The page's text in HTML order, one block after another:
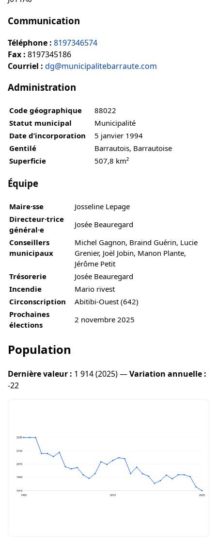
Communication
Téléphone : 8197346574
Fax : 8197345186
Courriel : dg@municipalitebarraute.com
Administration
Code géographique
88022
Statut municipal
Municipalité
Date d’incorporation
5 janvier 1994
Gentilé
Barrautois, Barrautoise
Superficie
507,8 km²
Équipe
Maire·sse
Josseline Lepage
Directeur·trice
général·e
Josée Beauregard
Conseillers
municipaux
Michel Gagnon, Braind Guérin, Lucie
Grenier, Joël Jobin, Manon Plante,
Jérôme Petit
Trésorerie
Josée Beauregard
Incendie
Mario rivest
Circonscription
Abitibi-Ouest (642)
Prochaines
élections
2 novembre 2025
Population
Dernière valeur : 1 914 (2025) —Variation annuelle :
-22
2229
2150
2072
1993
1914
1995
2010 2025